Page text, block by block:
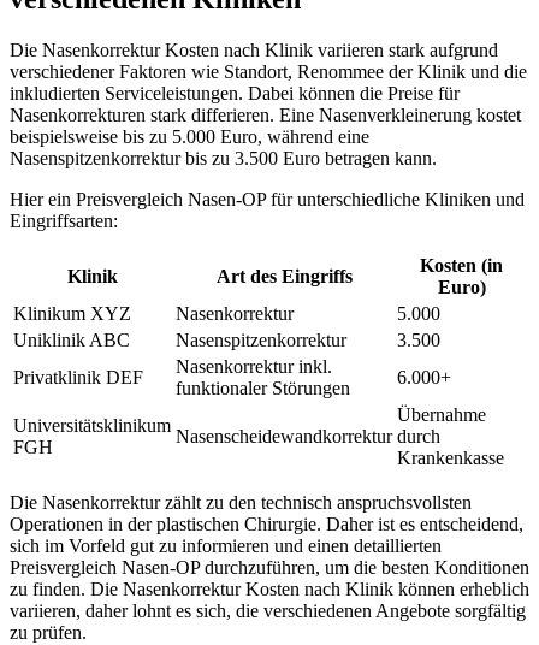
Die Nasenkorrektur Kosten nach Klinik variieren stark aufgrund
verschiedener Faktoren wie Standort, Renommee der Klinik und die
inkludierten Serviceleistungen. Dabei können die Preise für
Nasenkorrekturen stark differieren. Eine Nasenverkleinerung kostet
beispielsweise bis zu 5.000 Euro, während eine
Nasenspitzenkorrektur bis zu 3.500 Euro betragen kann.
Hier ein Preisvergleich Nasen-OP für unterschiedliche Kliniken und
Eingriffsarten:
Klinik Art des Eingriffs
Kosten (in
Euro)
Klinikum XYZ
Nasenkorrektur
5.000
Uniklinik ABC
Nasenspitzenkorrektur
3.500
Privatklinik DEF
Nasenkorrektur inkl.
funktionaler Störungen
6.000+
Universitätsklinikum
FGH
Nasenscheidewandkorrektur
Übernahme
durch
Krankenkasse
Die Nasenkorrektur zählt zu den technisch anspruchsvollsten
Operationen in der plastischen Chirurgie. Daher ist es entscheidend,
sich im Vorfeld gut zu informieren und einen detaillierten
Preisvergleich Nasen-OP durchzuführen, um die besten Konditionen
zu finden. Die Nasenkorrektur Kosten nach Klinik können erheblich
variieren, daher lohnt es sich, die verschiedenen Angebote sorgfältig
zu prüfen.